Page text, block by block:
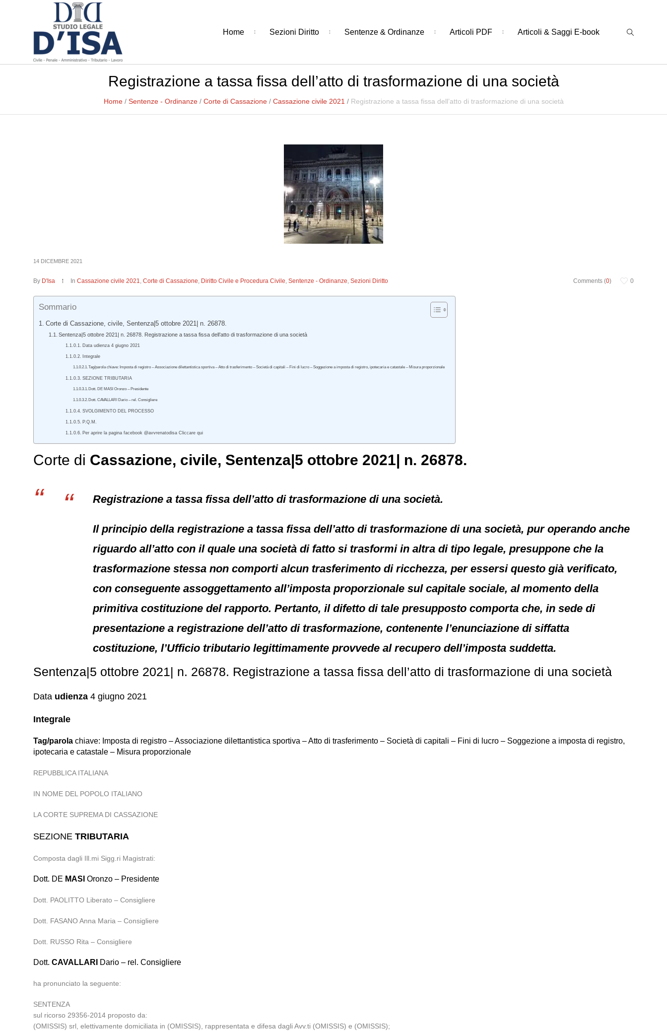
Home Sezioni Diritto Sentenze & Ordinanze Articoli PDF Articoli & Saggi E-book
Registrazione a tassa fissa dell’atto di trasformazione di una società
Home / Sentenze - Ordinanze / Corte di Cassazione / Cassazione civile 2021 / Registrazione a tassa fissa dell’atto di trasformazione di una società
14 DICEMBRE 2021
Comments (0) 0
By D'Isa InCassazione civile 2021,Corte di Cassazione, Diritto Civile e Procedura Civile,Sentenze - Ordinanze,Sezioni Diritto
Sommario
Corte di Cassazione, civile, Sentenza|5 ottobre 2021| n. 26878.
Sentenza|5 ottobre 2021| n. 26878. Registrazione a tassa fissa dell’atto di trasformazione di una società
Data udienza 4 giugno 2021
Integrale
Tag/parola chiave: Imposta di registro – Associazione dilettantistica sportiva – Atto di trasferimento – Società di capitali – Fini di lucro – Soggezione a imposta di registro, ipotecaria e catastale – Misura proporzionale
SEZIONE TRIBUTARIA
Dott. DE MASI Oronzo – Presidente
Dott. CAVALLARI Dario – rel. Consigliere
SVOLGIMENTO DEL PROCESSO
P.Q.M.
Per aprire la pagina facebook @avvrenatodisa Cliccare qui
Corte di Cassazione, civile, Sentenza|5 ottobre 2021| n. 26878.
Registrazione a tassa fissa dell’atto di trasformazione di una società.
Il principio della registrazione a tassa fissa dell’atto di trasformazione di una società, pur operando anche
riguardo all’atto con il quale una società di fatto si trasformi in altra di tipo legale, presuppone che la
trasformazione stessa non comporti alcun trasferimento di ricchezza, per essersi questo già verificato,
con conseguente assoggettamento all’imposta proporzionale sul capitale sociale, al momento della
primitiva costituzione del rapporto. Pertanto, il difetto di tale presupposto comporta che, in sede di
presentazione a registrazione dell’atto di trasformazione, contenente l’enunciazione di siffatta
costituzione, l’Ufficio tributario legittimamente provvede al recupero dell’imposta suddetta.
Sentenza|5 ottobre 2021| n. 26878. Registrazione a tassa fissa dell’atto di trasformazione di una società
Data udienza 4 giugno 2021
Integrale
Tag/parola chiave: Imposta di registro – Associazione dilettantistica sportiva – Atto di trasferimento – Società di capitali – Fini di lucro – Soggezione a imposta di registro,
ipotecaria e catastale – Misura proporzionale
REPUBBLICA ITALIANA
IN NOME DEL POPOLO ITALIANO
LA CORTE SUPREMA DI CASSAZIONE
SEZIONETRIBUTARIA
Composta dagli Ill.mi Sigg.ri Magistrati:
Dott. DE MASI Oronzo – Presidente
Dott. PAOLITTO Liberato – Consigliere
Dott. FASANO Anna Maria – Consigliere
Dott. RUSSO Rita – Consigliere
Dott.CAVALLARI Dario – rel. Consigliere
ha pronunciato la seguente:
SENTENZA
sul ricorso 29356-2014 proposto da:
(OMISSIS) srl, elettivamente domiciliata in (OMISSIS), rappresentata e difesa dagli Avv.ti (OMISSIS) e (OMISSIS);